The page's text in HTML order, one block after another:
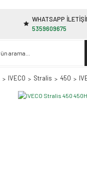
WHATSAPP
5359609675
IVECO Stralis 450